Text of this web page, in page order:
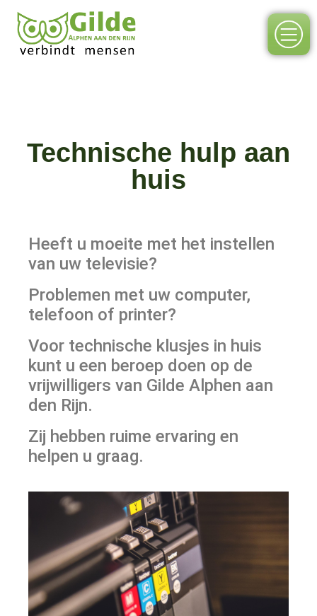
Technische hulp aan
huis
Heeft u moeite met het instellen
van uw televisie?
Problemen met uw computer,
telefoon of printer?
Voor technische klusjes in huis
kunt u een beroep doen op de
vrijwilligers van Gilde Alphen aan
den Rijn.
Zij hebben ruime ervaring en
helpen u graag.